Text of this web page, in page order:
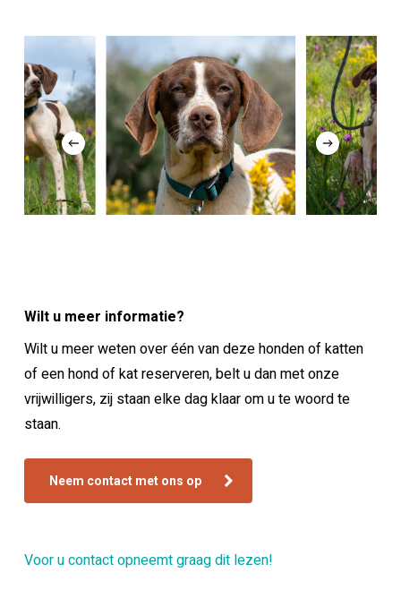
Wilt u meer informatie?
Wilt u meer weten over één van deze honden of katten
of een hond of kat reserveren, belt u dan met onze
vrijwilligers, zij staan elke dag klaar om u te woord te
staan.
Neem contact met ons op
Voor u contact opneemt graag dit lezen!